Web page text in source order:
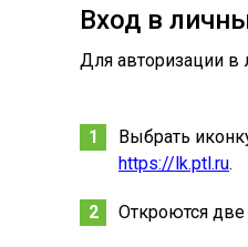
Вход в
Для авторизации в
Выбрать
https://lk.ptl.ru.
Откроются две